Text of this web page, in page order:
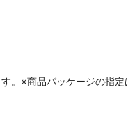
。※商品パッケージの指定